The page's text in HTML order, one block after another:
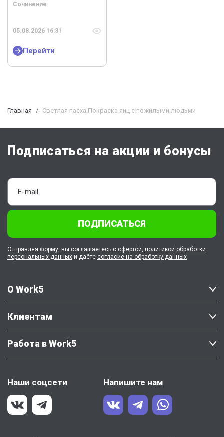
Сочинение
05.08.2026 16:31
Перейти
Главная Светлая пасха.Покраска яиц с пожилыми людьми
О Work5
Клиентам
Работа в Work5
Наши соцсети Напишите нам
Подписаться на акции и бонусы
ПОДПИСАТЬСЯ
Отправляя форму, вы соглашаетесь с офертой, политикой обработки
персональных данных и даёте согласие на обработку данных